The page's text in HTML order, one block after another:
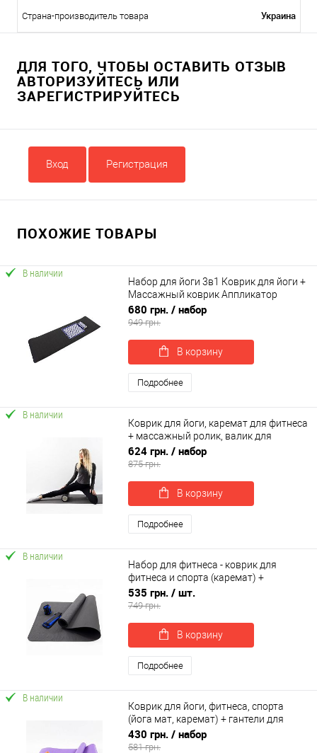
Страна-производитель товара Украина
ДЛЯ ТОГО, ЧТОБЫ ОСТАВИТЬ ОТЗЫВ
АВТОРИЗУЙТЕСЬ ИЛИ
ЗАРЕГИСТРИРУЙТЕСЬ
Вход Регистрация
ПОХОЖИЕ ТОВАРЫ
В наличии
Набор для йоги 3в1 Коврик для йоги +
Массажный коврик Аппликатор
Кузнецова + валик OSPORT Set 30 (n-
0061)
680 грн. / набор
949 грн.
В корзину
Подробнее
В наличии
Коврик для йоги, каремат для фитнеса
+ массажный ролик, валик для
массажа спины мфр OSPORT Set 113
(n-0146)
624 грн. / набор
875 грн.
В корзину
Подробнее
В наличии
Набор для фитнеса - коврик для
фитнеса и спорта (каремат) +
утяжелители 2шт по 0.5 кг OSPORT Set
45 (n-0075)
535 грн. / шт.
749 грн.
В корзину
Подробнее
В наличии
Коврик для йоги, фитнеса, спорта
(йога мат, каремат) + гантели для
фитнеса 2шт по 1кг OSPORT Set 81 (n-
0111)
430 грн. / набор
581 грн.